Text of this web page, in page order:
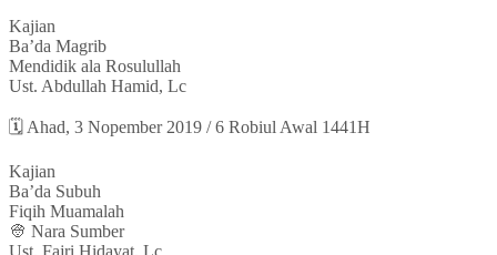
Kajian
Ba’da Magrib
Mendidik ala Rosulullah
Ust. Abdullah Hamid, Lc
🗓 Ahad, 3 Nopember 2019 / 6 Robiul Awal 1441H
Kajian
Ba’da Subuh
Fiqih Muamalah
👳‍ Nara Sumber